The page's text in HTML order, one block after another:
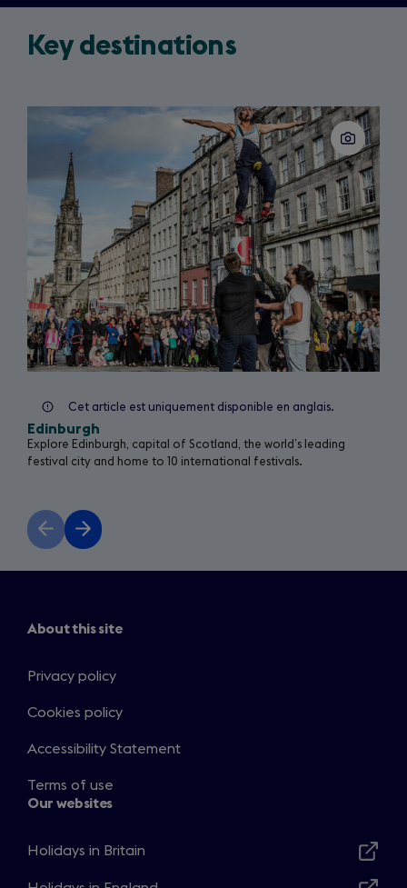
e
w
t
a
b
)
Key destinations
Cet article est uniquement disponible en anglais.
Edinburgh
Explore Edinburgh, capital of Scotland, the world’s leading
festival city and home to 10 international festivals.
Previous
slide
Next
slide
About this site
Privacy policy
Cookies policy
Accessibility Statement
Terms of use
Our websites
Holidays in Britain
in